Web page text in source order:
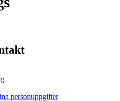
personuppgifter